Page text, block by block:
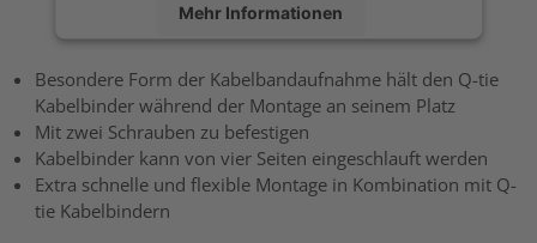
Mehr Informationen
Akzeptieren
powered byUsercentrics Consent Management Platform
Besondere Form der Kabelbandaufnahme hält den Q-tie
Kabelbinder während der Montage an seinem Platz
Mit zwei Schrauben zu befestigen
Kabelbinder kann von vier Seiten eingeschlauft werden
Extra schnelle und flexible Montage in Kombination mit Q-
tie Kabelbindern